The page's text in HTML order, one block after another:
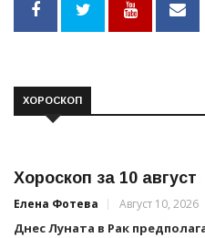
ХОРОСКОП
Хороскоп за 10 август
Елена Фотева Август 10, 2026
Днес Луната в Рак